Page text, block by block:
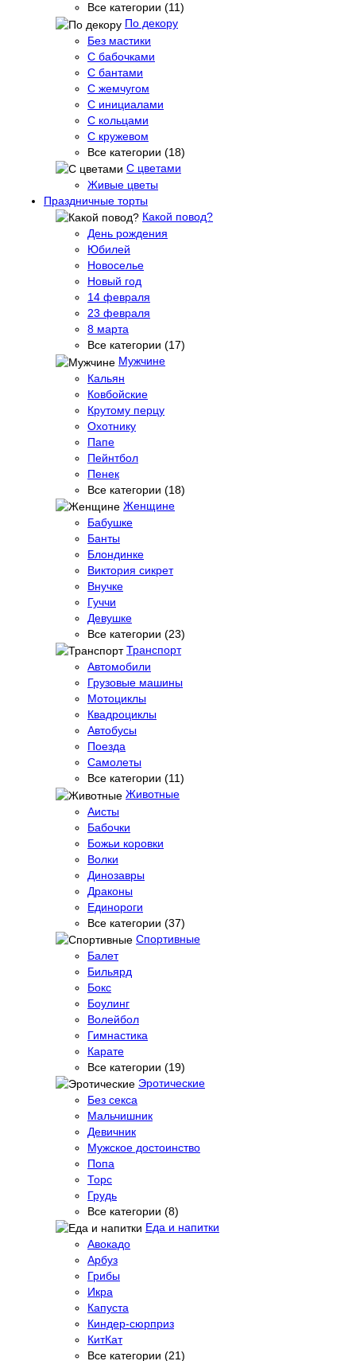
Все категории (11)
По декору
Без мастики
С бабочками
С бантами
С жемчугом
С инициалами
С кольцами
С кружевом
Все категории (18)
С цветами
Живые цветы
Праздничные торты
Какой повод?
День рождения
Юбилей
Новоселье
Новый год
14 февраля
23 февраля
8 марта
Все категории (17)
Мужчине
Кальян
Ковбойские
Крутому перцу
Охотнику
Папе
Пейнтбол
Пенек
Все категории (18)
Женщине
Бабушке
Банты
Блондинке
Виктория сикрет
Внучке
Гуччи
Девушке
Все категории (23)
Транспорт
Автомобили
Грузовые машины
Мотоциклы
Квадроциклы
Автобусы
Поезда
Самолеты
Все категории (11)
Животные
Аисты
Бабочки
Божьи коровки
Волки
Динозавры
Драконы
Единороги
Все категории (37)
Спортивные
Балет
Бильярд
Бокс
Боулинг
Волейбол
Гимнастика
Карате
Все категории (19)
Эротические
Без секса
Мальчишник
Девичник
Мужское достоинство
Попа
Торс
Грудь
Все категории (8)
Еда и напитки
Авокадо
Арбуз
Грибы
Икра
Капуста
Киндер-сюрприз
КитКат
Все категории (21)